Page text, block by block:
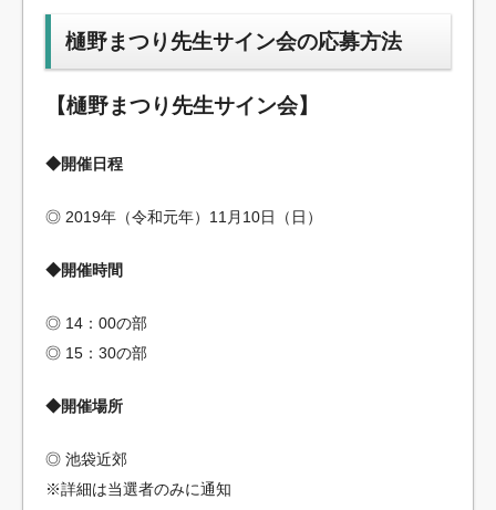
樋野まつり先生サイン会の応募方法
【樋野まつり先生サイン会】
◆開催日程
◎ 2019年（令和元年）11月10日（日）
◆開催時間
◎ 14：00の部
◎ 15：30の部
◆開催場所
◎ 池袋近郊
※詳細は当選者のみに通知